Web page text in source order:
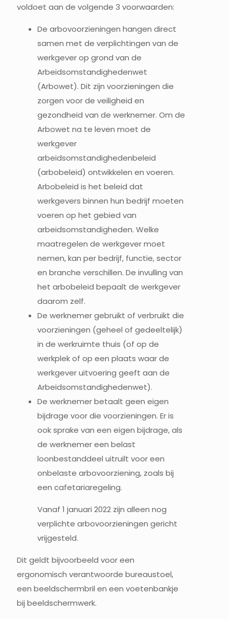
voldoet aan de volgende 3 voorwaarden:
De arbovoorzieningen hangen direct
samen met de verplichtingen van de
werkgever op grond van de
Arbeidsomstandighedenwet
(Arbowet). Dit zijn voorzieningen die
zorgen voor de veiligheid en
gezondheid van de werknemer. Om de
Arbowet na te leven moet de
werkgever
arbeidsomstandighedenbeleid
(arbobeleid) ontwikkelen en voeren.
Arbobeleid is het beleid dat
werkgevers binnen hun bedrijf moeten
voeren op het gebied van
arbeidsomstandigheden. Welke
maatregelen de werkgever moet
nemen, kan per bedrijf, functie, sector
en branche verschillen. De invulling van
het arbobeleid bepaalt de werkgever
daarom zelf.
De werknemer gebruikt of verbruikt die
voorzieningen (geheel of gedeeltelijk)
in de werkruimte thuis (of op de
werkplek of op een plaats waar de
werkgever uitvoering geeft aan de
Arbeidsomstandighedenwet).
De werknemer betaalt geen eigen
bijdrage voor die voorzieningen. Er is
ook sprake van een eigen bijdrage, als
de werknemer een belast
loonbestanddeel uitruilt voor een
onbelaste arbovoorziening, zoals bij
een cafetariaregeling.
Vanaf 1 januari 2022 zijn alleen nog
verplichte arbovoorzieningen gericht
vrijgesteld.
Dit geldt bijvoorbeeld voor een
ergonomisch verantwoorde bureaustoel,
een beeldschermbril en een voetenbankje
bij beeldschermwerk.